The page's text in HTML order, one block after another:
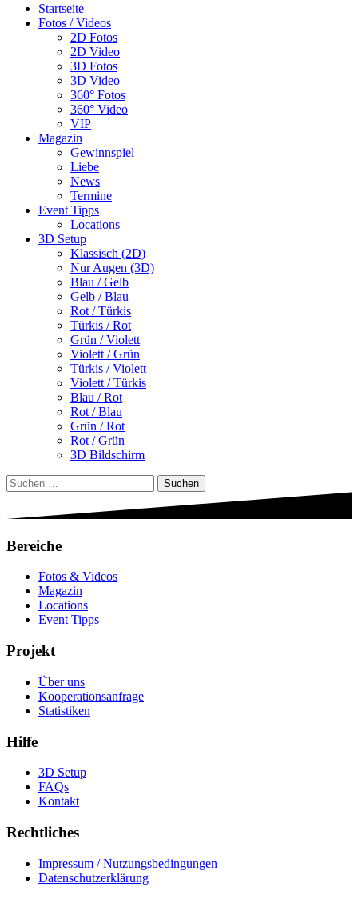
Startseite
Fotos / Videos
2D Fotos
2D Video
3D Fotos
3D Video
360° Fotos
360° Video
VIP
Magazin
Gewinnspiel
Liebe
News
Termine
Event Tipps
Locations
3D Setup
Klassisch (2D)
Nur Augen (3D)
Blau / Gelb
Gelb / Blau
Rot / Türkis
Türkis / Rot
Grün / Violett
Violett / Grün
Türkis / Violett
Violett / Türkis
Blau / Rot
Rot / Blau
Grün / Rot
Rot / Grün
3D Bildschirm
Suchen
nach:
Bereiche
Fotos & Videos
Magazin
Locations
Event Tipps
Projekt
Über uns
Kooperationsanfrage
Statistiken
Hilfe
3D Setup
FAQs
Kontakt
Rechtliches
Impressum / Nutzungsbedingungen
Datenschutzerklärung